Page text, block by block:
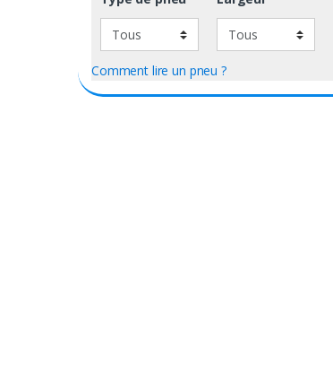
Comment lire un pneu ?